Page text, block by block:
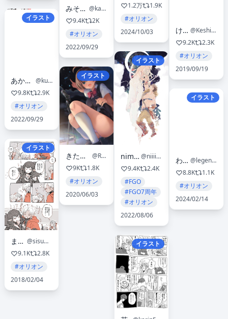
イラスト
あかりや
@kuhp
9.8K
2.9K
#オリオン
2022/09/29
イラスト
まよこ
@sisumayo
9.1K
2.8K
#オリオン
2018/02/04
みそかつ🐈‍⬛
@kan3thu
9.4K
2K
#オリオン
2022/09/29
イラスト
きただりょうま
@R_Kitada
9K
1.8K
#オリオン
2020/06/03
1.2万
1.9K
#オリオン
2024/10/03
イラスト
nima𓅪
@niiiima_
9.4K
2.4K
#FGO
#FGO7周年
#オリオン
2022/08/06
イラスト
けしごむ
@Keshigomusan1
9.2K
2.3K
#オリオン
2019/09/19
イラスト
わさび
@legend7749
8.8K
1.1K
#オリオン
2024/02/14